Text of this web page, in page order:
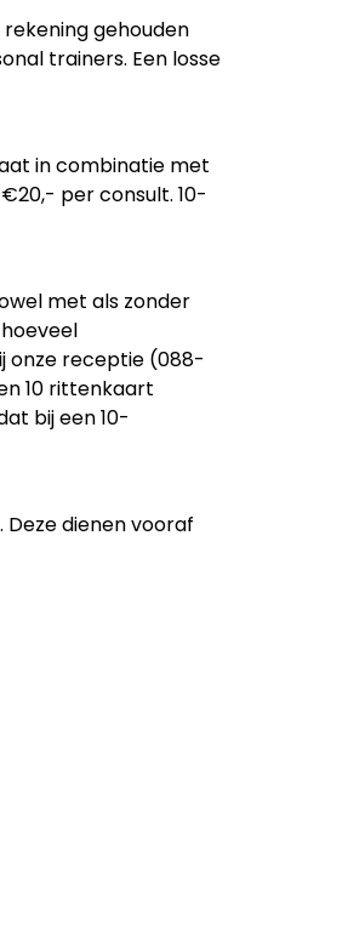
gehouden
trainers. Een losse
in combinatie met
per consult. 10-
met als zonder
onze receptie (088-
10 rittenkaart
bij een 10-
dienen vooraf